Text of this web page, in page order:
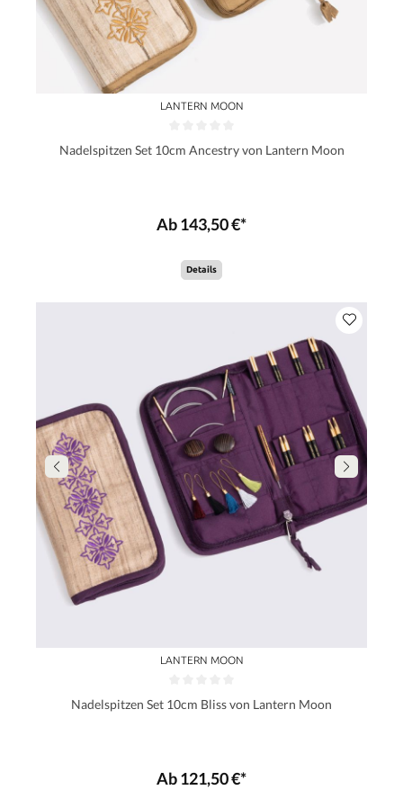
LANTERN MOON
Nadelspitzen Set 10cm Ancestry von Lantern Moon
Ab 143,50 €*
Details
LANTERN MOON
Nadelspitzen Set 10cm Bliss von Lantern Moon
Ab 121,50 €*